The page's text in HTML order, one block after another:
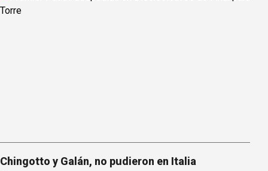
Chingotto y Galán, no pudieron en Italia